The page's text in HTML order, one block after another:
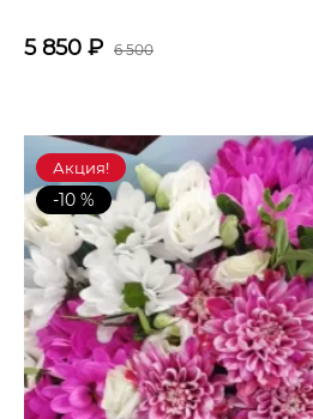
5 850 ₽ 6 500
Акция!
-10 %